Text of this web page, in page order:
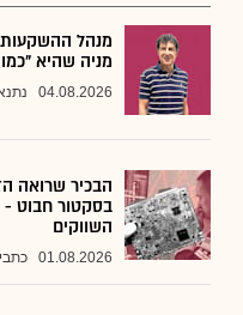
מנהל
מניה שהיא
04.08.2026
הבכיר שרואה
בסקטור חבוט -
השווקים
01.08.2026